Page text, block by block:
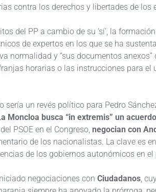
contra los derechos y libertades de los
del PP a cambio de su ‘sí’, la
de expertos en los que se ha
normalidad y “sus documentos
horarias o las instrucciones para
sería un revés político para Pedro
Moncloa busca “in extremis” un acuerdo
PSOE en el Congreso, negocian con
de los nacionalistas. La clave es
de los gobiernos autonómicos en el
negociaciones con Ciudadanos,